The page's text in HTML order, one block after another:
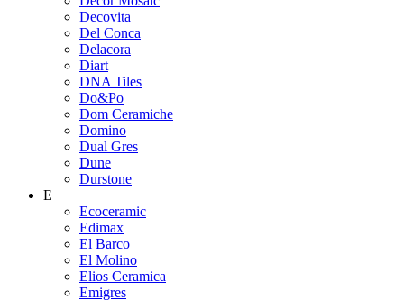
Decovita
Del Conca
Delacora
Diart
DNA Tiles
Do&Po
Dom Ceramiche
Domino
Dual Gres
Dune
Durstone
E
Ecoceramic
Edimax
El Barco
El Molino
Elios Ceramica
Emigres